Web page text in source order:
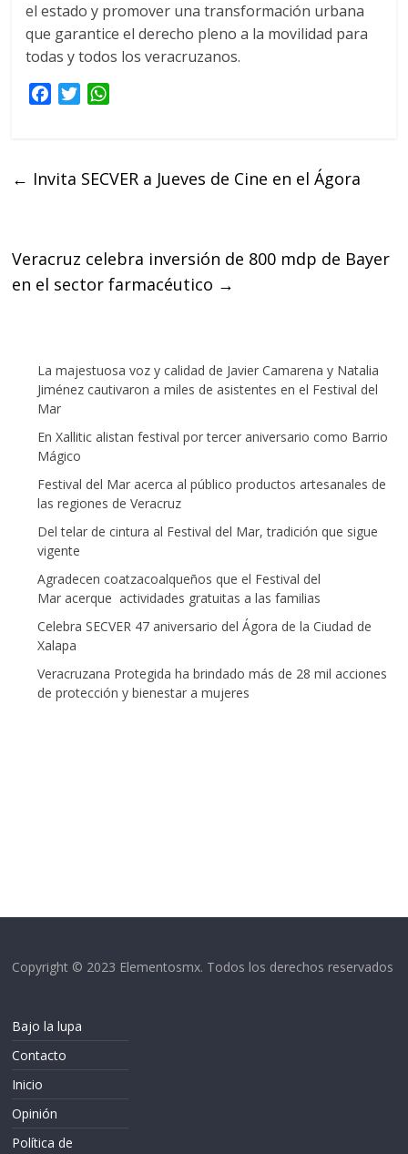
el estado y promover una transformación urbana
que garantice el derecho pleno a la movilidad para
todas y todos los veracruzanos.
b
T
t
s
← Invita SECVER a Jueves de Cine en el Ágora
Veracruz celebra inversión de 800 mdp de Bayer
en el sector farmacéutico →
La majestuosa voz y calidad de Javier Camarena y Natalia
Jiménez cautivaron a miles de asistentes en el Festival del
Mar
En Xallitic alistan festival por tercer aniversario como Barrio
Mágico
Festival del Mar acerca al público productos artesanales de
las regiones de Veracruz
Del telar de cintura al Festival del Mar, tradición que sigue
vigente
Agradecen coatzacoalqueños que el Festival del
Mar acerque actividades gratuitas a las familias
Celebra SECVER 47 aniversario del Ágora de la Ciudad de
Xalapa
Veracruzana Protegida ha brindado más de 28 mil acciones
de protección y bienestar a mujeres
Copyright © 2023 Elementosmx. Todos los derechos reservados
Bajo la lupa
Contacto
Inicio
Opinión
Política de